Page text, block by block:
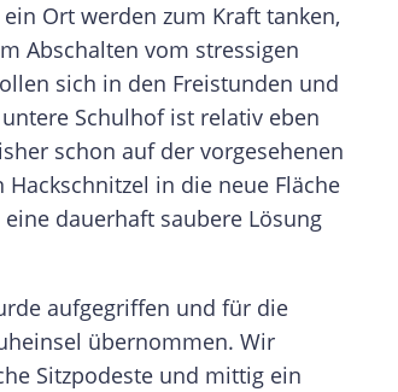
ein Ort werden zum Kraft tanken,
Abschalten vom stressigen
sich in den Freistunden und
Schulhof ist relativ eben
schon auf der vorgesehenen
in die neue Fläche
dauerhaft saubere Lösung
aufgegriffen und für die
übernommen. Wir
Sitzpodeste und mittig ein